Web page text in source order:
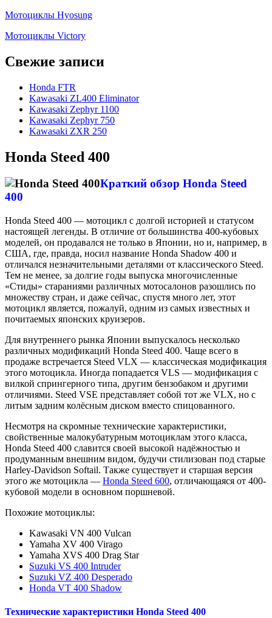
Мотоциклы Hyosung
Мотоциклы Victory
Свежие записи
Honda FTR
Kawasaki ZL400 Eliminator
Kawasaki Zephyr 1100
Kawasaki Zephyr 750
Kawasaki ZXR 250
Honda Steed 400
Краткий обзор Honda Steed
400
Honda Steed 400 — мотоцикл с долгой историей и статусом
настоящей легенды. В отличие от большинства 400-кубовых
моделей, он продавался не только в Японии, но и, например, в
США, где, правда, носил название Honda Shadow 400 и
отличался незначительными деталями от классического Steed.
Тем не менее, за долгие годы выпуска многочисленные
«Стиды» стараниями различных мотосалонов разошлись по
множеству стран, и даже сейчас, спустя много лет, этот
мотоцикл является, пожалуй, одним из самых известных и
почитаемых японских круизеров.
Для внутреннего рынка Японии выпускалось несколько
различных модификаций Honda Steed 400. Чаще всего в
продаже встречается Steed VLX — классическая модификация
этого мотоцикла. Иногда попадается VLS — модификация с
вилкой спрингерного типа, другим бензобаком и другими
отличиями. Steed VSE представляет собой тот же VLX, но с
литым задним колёсным диском вместо спицованного.
Несмотря на скромные технические характеристики,
свойственные малокубатурным мотоциклам этого класса,
Honda Steed 400 славится своей высокой надёжностью и
продуманным внешним видом, будучи стилизован под старые
Harley-Davidson Softail. Также существует и старшая версия
этого же мотоцикла — Honda Steed 600, отличающаяся от 400-
кубовой модели в основном поршневой.
Похожие мотоциклы:
Kawasaki VN 400 Vulcan
Yamaha XV 400 Virago
Yamaha XVS 400 Drag Star
Suzuki VS 400 Intruder
Suzuki VZ 400 Desperado
Honda VT 400 Shadow
Технические характеристики Honda Steed 400